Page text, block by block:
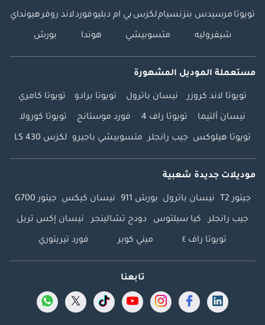
تويوتا مرسيدس بنزنسياملكزس بي ام دبليوفوردلاند روفرهيونداي
شيفروليه متسوبيشي هوندا بورش
مستعملة الموديل المشهورة
تويوتا لاند كروزر نيسان باترول تويوتا برادو تويوتا كامري
نيسان ألتيما تويوتا راف 4 فورد موستانج تويوتا كورولا
تويوتا هيلوكس جيب رانجلر متسوبيشي باجيرو لكزس LS 430
موديلات جديدة شعبية
جيتور T2 نيسان باترول بورش 911 نيسان كيكس جيتور G700
جيب رانجلر كيا سيلتوس دودج تشالينجر نيسان إكس تريل
تويوتا راف ٤ ميني كوبر فورد تيريتوري
تابعنا